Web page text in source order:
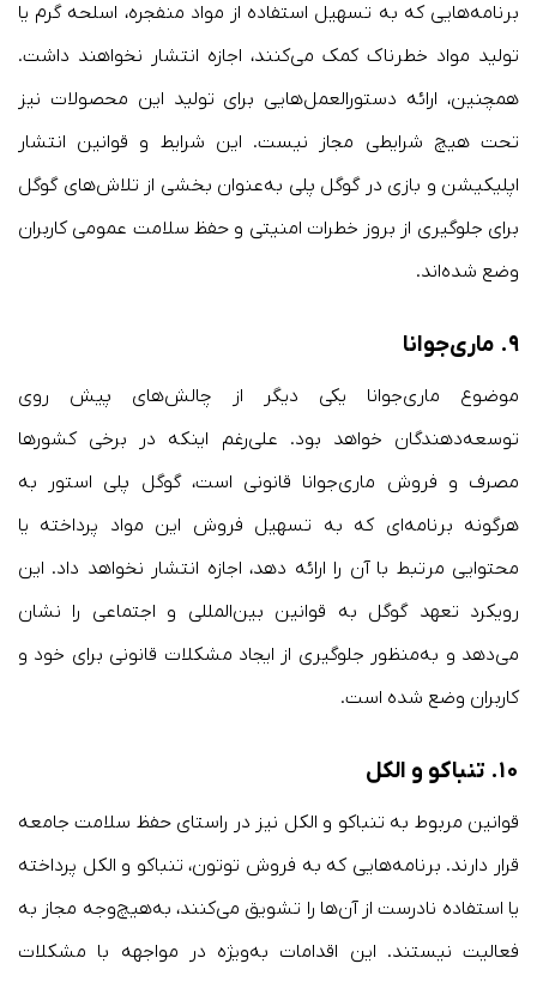
برنامه‌هایی که به تسهیل استفاده از مواد منفجره، اسلحه گرم یا
تولید مواد خطرناک کمک می‌کنند، اجازه انتشار نخواهند داشت.
همچنین، ارائه دستورالعمل‌هایی برای تولید این محصولات نیز
تحت هیچ شرایطی مجاز نیست. این شرایط و قوانین انتشار
اپلیکیشن و بازی در گوگل پلی به‌عنوان بخشی از تلاش‌های گوگل
برای جلوگیری از بروز خطرات امنیتی و حفظ سلامت عمومی کاربران
وضع شده‌اند.
۹. ماری‌جوانا
موضوع ماری‌جوانا یکی دیگر از چالش‌های پیش روی
توسعه‌دهندگان خواهد بود. علی‌رغم اینکه در برخی کشورها
مصرف و فروش ماری‌جوانا قانونی است، گوگل پلی استور به
هرگونه برنامه‌ای که به تسهیل فروش این مواد پرداخته یا
محتوایی مرتبط با آن را ارائه دهد، اجازه انتشار نخواهد داد. این
رویکرد تعهد گوگل به قوانین بین‌المللی و اجتماعی را نشان
می‌دهد و به‌منظور جلوگیری از ایجاد مشکلات قانونی برای خود و
کاربران وضع شده است.
۱۰. تنباکو و الکل
قوانین مربوط به تنباکو و الکل نیز در راستای حفظ سلامت جامعه
قرار دارند. برنامه‌هایی که به فروش توتون، تنباکو و الکل پرداخته
یا استفاده نادرست از آن‌ها را تشویق می‌کنند، به‌هیچ‌وجه مجاز به
فعالیت نیستند. این اقدامات به‌ویژه در مواجهه با مشکلات